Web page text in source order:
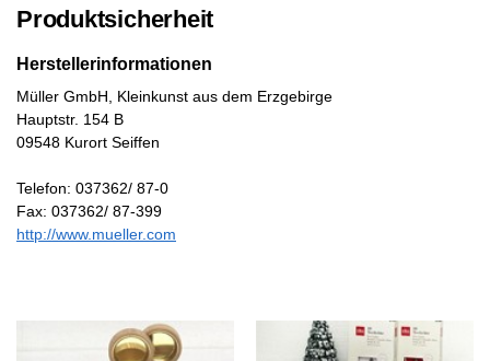
Produktsicherheit
Herstellerinformationen
Müller GmbH, Kleinkunst aus dem Erzgebirge
Hauptstr. 154 B
09548 Kurort Seiffen
Telefon: 037362/ 87-0
Fax: 037362/ 87-399
http://www.mueller.com